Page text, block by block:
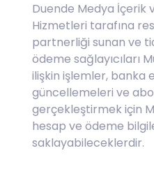
Duende Medya İçerik
Hizmetleri tarafına
partnerliği sunan ve
ödeme sağlayıcıları
ilişkin işlemler, banka
güncellemeleri ve
gerçekleştirmek için
hesap ve ödeme
saklayabileceklerdir.